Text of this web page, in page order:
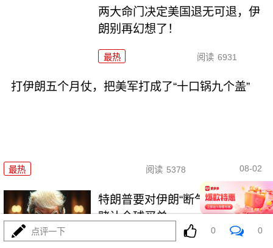
两大命门决定美国退无可退，伊
朗别再幻想了！
最热 阅读 6931
打伊朗五个月仗，把美军打成了“十口锅九个盖”
最热 阅读 5378 08-02
特朗普要对伊朗“断气断电”？这豪
赌让全球买单
点评一下 0 0